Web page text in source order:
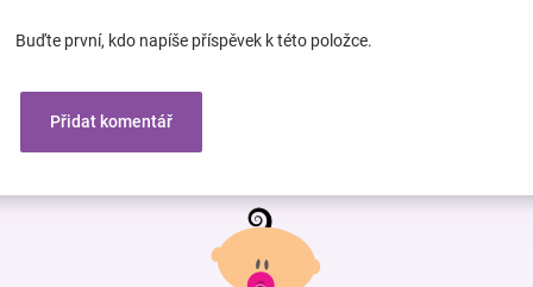
Buďte první, kdo napíše příspěvek k této položce.
Přidat komentář
Z